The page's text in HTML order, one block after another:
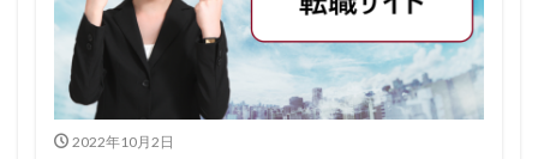
2022年10月2日